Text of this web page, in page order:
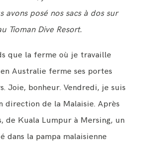
avons posé nos sacs à dos sur
Tioman Dive Resort.
que la ferme où je travaille
Australie ferme ses portes
Joie, bonheur. Vendredi, je suis
direction de la Malaisie. Après
de Kuala Lumpur à Mersing, un
dans la pampa malaisienne